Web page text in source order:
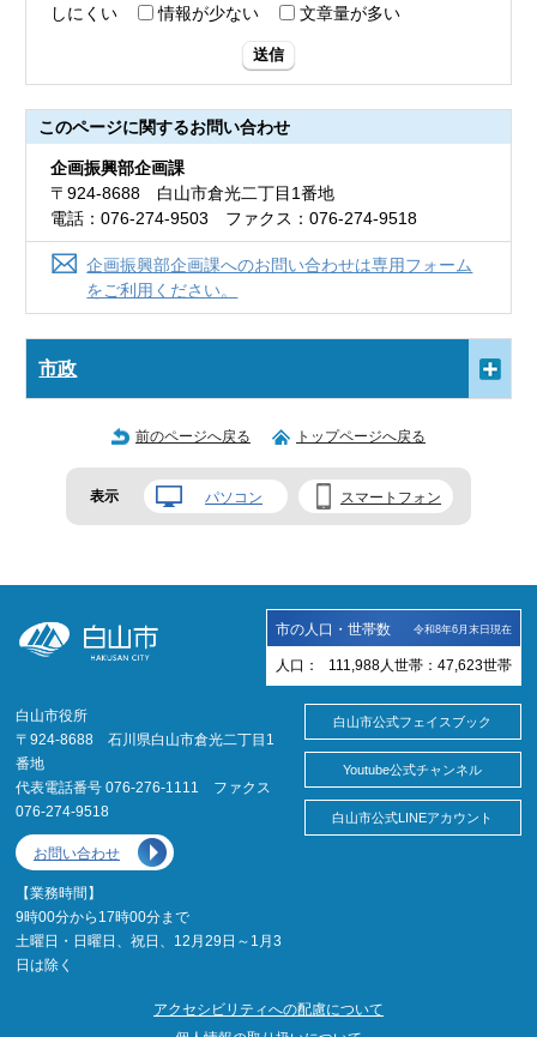
しにくい
情報が少ない 文章量が多い
送信
このページに関するお問い合わせ
企画振興部企画課
〒924-8688 白山市倉光二丁目1番地
電話：076-274-9503 ファクス：076-274-9518
企画振興部企画課へのお問い合わせは専用フォーム
をご利用ください。
市政
前のページへ戻る トップページへ戻る
表示 パソコン スマートフォン
市の人口・世帯数 令和8年6月末日現在
人口： 111,988 人 世帯： 47,623世帯
白山市役所
〒924-8688 石川県白山市倉光二丁目1
番地
代表電話番号 076-276-1111 ファクス
076-274-9518
お問い合わせ
【業務時間】
9時00分から17時00分まで
土曜日・日曜日、祝日、12月29日～1月3
日は除く
白山市公式フェイスブック
Youtube公式チャンネル
白山市公式LINEアカウント
アクセシビリティへの配慮について